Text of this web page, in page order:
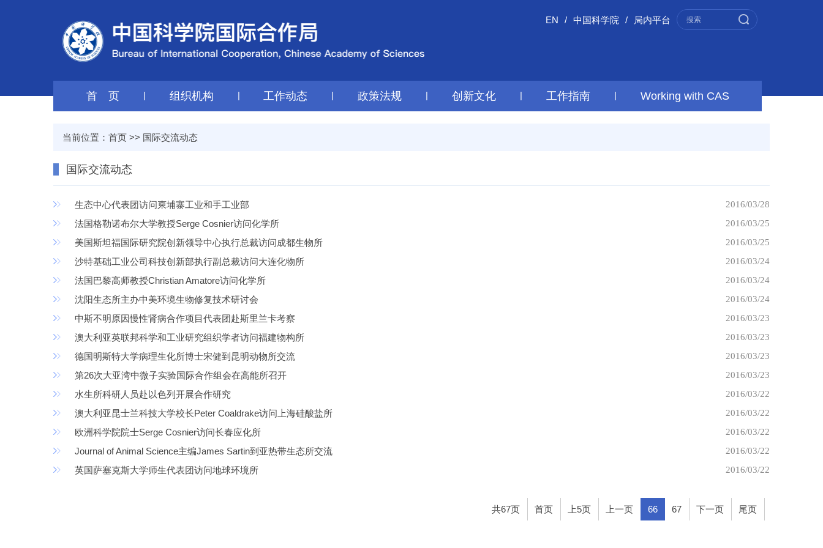
局内平台
/
中国科学院
/
EN
首 页 | 组织机构 | 工作动态 | 政策法规 | 创新文化 | 工作指南 | Working with CAS
当前位置： 首页 >> 国际交流动态
国际交流动态
2016/03/28
生态中心代表团访问柬埔寨工业和手工业部
2016/03/25
法国格勒诺布尔大学教授Serge Cosnier访问化学所
2016/03/25
美国斯坦福国际研究院创新领导中心执行总裁访问成都生物所
2016/03/24
沙特基础工业公司科技创新部执行副总裁访问大连化物所
2016/03/24
法国巴黎高师教授Christian Amatore访问化学所
2016/03/24
沈阳生态所主办中美环境生物修复技术研讨会
2016/03/23
中斯不明原因慢性肾病合作项目代表团赴斯里兰卡考察
2016/03/23
澳大利亚英联邦科学和工业研究组织学者访问福建物构所
2016/03/23
德国明斯特大学病理生化所博士宋健到昆明动物所交流
2016/03/23
第26次大亚湾中微子实验国际合作组会在高能所召开
2016/03/22
水生所科研人员赴以色列开展合作研究
2016/03/22
澳大利亚昆士兰科技大学校长Peter Coaldrake访问上海硅酸盐所
2016/03/22
欧洲科学院院士Serge Cosnier访问长春应化所
2016/03/22
Journal of Animal Science主编James Sartin到亚热带生态所交流
2016/03/22
英国萨塞克斯大学师生代表团访问地球环境所
共67页 首页 上5页 上一页 66 67 下一页 尾页